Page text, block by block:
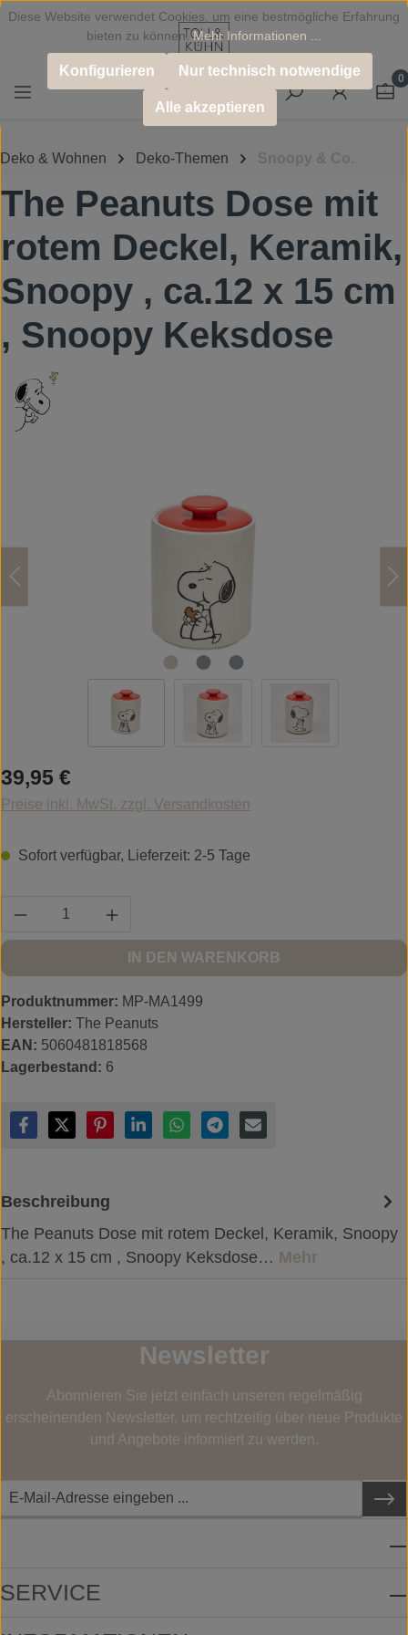
Zum Hauptinhalt springen
0
Deko & Wohnen Deko-Themen Snoopy & Co.
The Peanuts Dose mit
rotem Deckel, Keramik,
Snoopy , ca.12 x 15 cm
, Snoopy Keksdose
Regulärer Preis:
39,95 €
Preise inkl. MwSt. zzgl. Versandkosten
Sofort verfügbar, Lieferzeit: 2-5 Tage
Produkt Anzahl: Gib den gewünschten Wert
IN DEN WARENKORB
Produktnummer: MP-MA1499
Hersteller: The Peanuts
EAN: 5060481818568
Lagerbestand: 6
Beschreibung
The Peanuts Dose mit rotem Deckel, Keramik, Snoopy
, ca.12 x 15 cm , Snoopy Keksdose… Mehr
Newsletter
Abonnieren Sie jetzt einfach unseren regelmäßig
erscheinenden Newsletter, um rechtzeitig über neue Produkte
und Angebote informiert zu werden.
SERVICE
Diese Website verwendet Cookies, um eine bestmögliche Erfahrung
bieten zu können.Mehr Informationen ...
Nur technisch notwendige
Konfigurieren
Alle akzeptieren